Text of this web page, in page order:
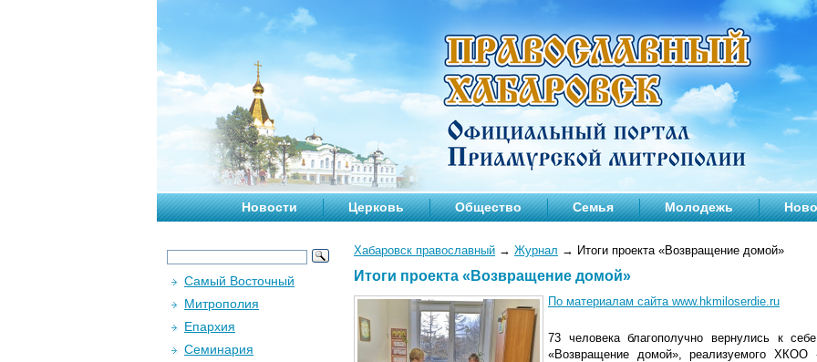
Новости Церковь Общество Семья Молодежь
Хабаровск православный → Журнал → Итоги проекта «Возвращение домой»
Итоги проекта «Возвращение домой»
По материалам сайта www.hkmiloserdie.ru
73 человека благополучно вернулись к
«Возвращение домой», реализуемого ХКОО
Самый Восточный
Митрополия
Епархия
Семинария